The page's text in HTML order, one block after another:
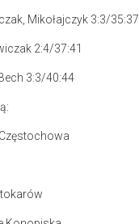
Mikołajczyk 3:3/35:37
2:4/37:41
3:3/40:44